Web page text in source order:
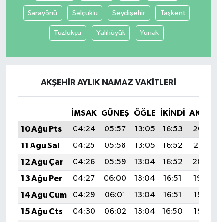
Sarayönü Selçuklu Seydişehir Taşkent
Tuzlukçu Yalıhüyük Yunak
AKŞEHIR AYLIK NAMAZ VAKITLERI
İMSAK GÜNEŞ ÖĞLE İKINDI
10 Ağu Pts
04:24 05:57 13:05 16:53
20:02
11 Ağu Sal
04:25 05:58 13:05 16:52
20:01
12 Ağu Çar
04:26 05:59 13:04 16:52
20:00
13 Ağu Per
04:27 06:00 13:04 16:51
19:59
14 Ağu Cum
04:29 06:01 13:04 16:51
19:58
15 Ağu Cts
04:30 06:02 13:04 16:50
19:56